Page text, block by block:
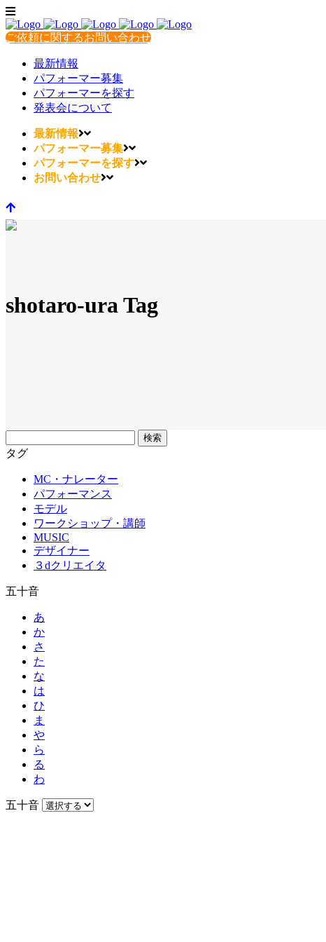
ご依頼に関するお問い合わせ
最新情報
パフォーマー募集
パフォーマーを探す
発表会について
最新情報
パフォーマー募集
パフォーマーを探す
お問い合わせ
shotaro-ura Tag
リ
タグ
MC・ナレーター
パフォーマンス
モデル
ワークショップ・講師
MUSIC
デザイナー
３dクリエイタ
五十音
あ
か
さ
た
な
は
ひ
ま
や
ら
る
わ
五十音